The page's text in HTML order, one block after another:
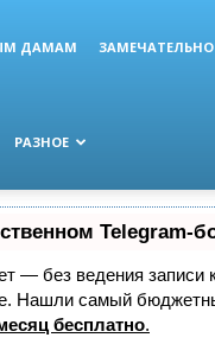
ДАМАМ
РАЗНОЕ
Telegram-
— без ведения
Нашли самый
бесплатно.